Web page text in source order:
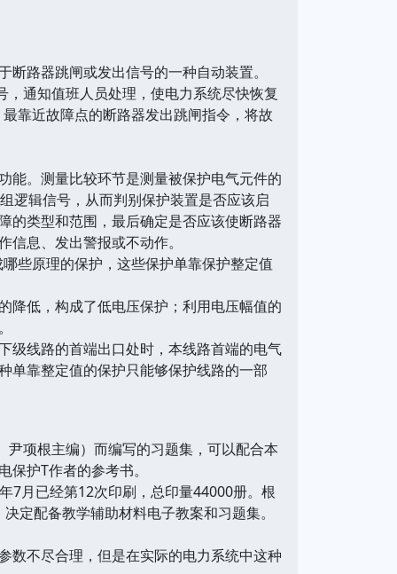
路器跳闸或发出信号的一种自动装置。
知值班人员处理，使电力系统尽快恢复
靠近故障点的断路器发出跳闸指令，将故
。测量比较环节是测量被保护电气元件的
逻辑信号，从而判别保护装置是否应该启
的类型和范围，最后确定是否应该使断路器
息、发出警报或不动作。
原理的保护，这些保护单靠保护整定值
低，构成了低电压保护；利用电压幅值的
线路的首端出口处时，本线路首端的电气
单靠整定值的保护只能够保护线路的一部
项根主编）而编写的习题集，可以配合本
护T作者的参考书。
月已经第12次印刷，总印量44000册。根
定配备教学辅助材料电子教案和习题集。
不尽合理，但是在实际的电力系统中这种